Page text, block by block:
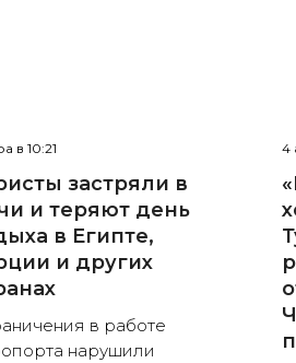
в 10:21
застряли в
и теряют день
в Египте,
и других
в работе
нарушили
4